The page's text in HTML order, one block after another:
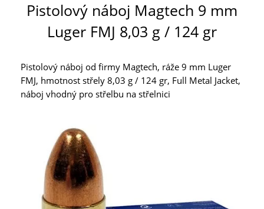
Pistolový náboj Magtech 9 mm
Luger FMJ 8,03 g / 124 gr
Pistolový náboj od firmy Magtech, ráže 9 mm Luger
FMJ, hmotnost střely 8,03 g / 124 gr, Full Metal Jacket,
náboj vhodný pro střelbu na střelnici